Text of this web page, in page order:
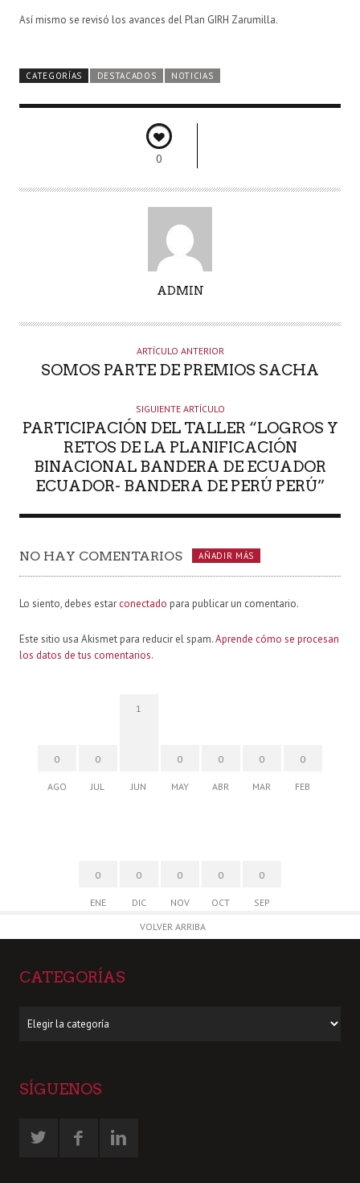
Así mismo se revisó los avances del Plan GIRH Zarumilla.
CATEGORÍAS DESTACADOS NOTICIAS
0
T
ADMIN
ARTÍCULO ANTERIOR
SOMOS PARTE DE PREMIOS SACHA
SIGUIENTE ARTÍCULO
PARTICIPACIÓN DEL TALLER “LOGROS Y
RETOS DE LA PLANIFICACIÓN
BINACIONAL BANDERA DE ECUADOR
ECUADOR- BANDERA DE PERÚ PERÚ”
NO HAY COMENTARIOS AÑADIR MÁS
Lo siento, debes estar conectado para publicar un comentario.
Este sitio usa Akismet para reducir el spam.Aprende cómo se procesan
los datos de tus comentarios.
0
AGO
0
JUL
1
JUN
0
MAY
0
ABR
0
MAR
0
FEB
0
ENE
0
DIC
0
NOV
0
OCT
0
SEP
VOLVER ARRIBA
CATEGORÍAS
SÍGUENOS